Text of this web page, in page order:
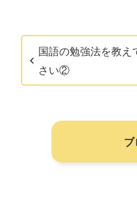
国語の勉強法を教え
さい②
ブ